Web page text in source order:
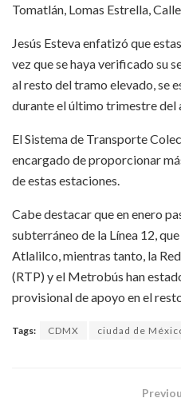
Tomatlán, Lomas Estrella,
Jesús Esteva enfatizó que
vez que se haya verificado su
al resto del tramo elevado, se
durante el último trimestre del
El Sistema de Transporte
encargado de proporcionar
de estas estaciones.
Cabe destacar que en enero
subterráneo de la Línea 12,
Atlalilco, mientras tanto, la
(RTP) y el Metrobús han
provisional de apoyo en el
Tags: CDMX ciudad de